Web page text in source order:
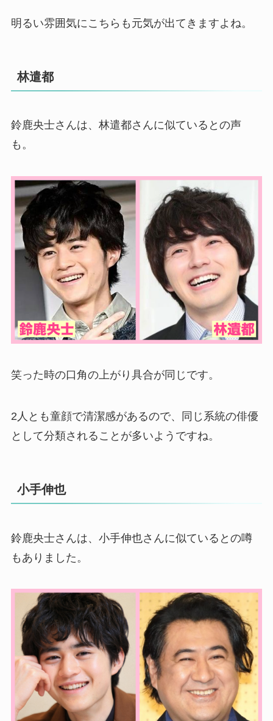
明るい雰囲気にこちらも元気が出てきますよね。
林遣都
鈴鹿央士さんは、林遣都さんに似ているとの声
も。
笑った時の口角の上がり具合が同じです。
2人とも童顔で清潔感があるので、同じ系統の俳優
として分類されることが多いようですね。
小手伸也
鈴鹿央士さんは、小手伸也さんに似ているとの噂
もありました。